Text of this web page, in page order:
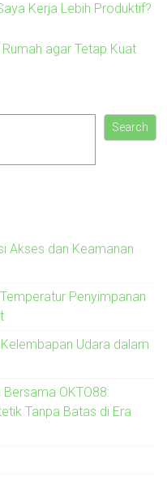
Kerja Lebih Produktif?
agar Tetap Kuat
Search
Akses dan Keamanan
Penyimpanan
Udara dalam
OKTO88:
Tanpa Batas di Era